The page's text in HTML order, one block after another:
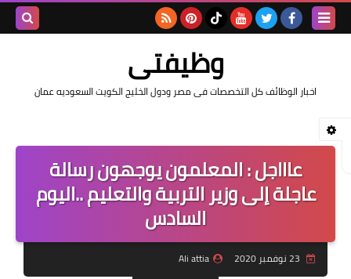
وظيفتى
اخبار الوظائف كل التخصصات فى مصر ودول الخليج الكويت السعوديه عمان
عاااجل : المعلمون يوجهون رسالة
عاجلة إلى وزير التربية والتعليم ..اليوم
السادس
Ali attia